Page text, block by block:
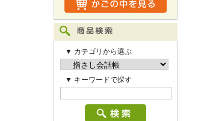
▼ カテゴリから選ぶ
▼ キーワードで探す